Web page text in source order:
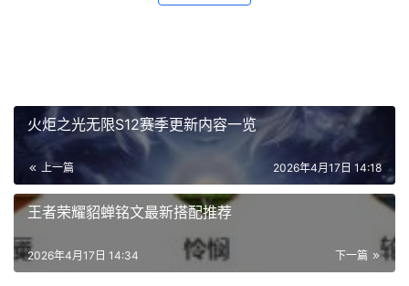
火炬之光无限S12赛季更新内容一览
上一篇 2026年4月17日 14:18
王者荣耀貂蝉铭文最新搭配推荐
下一篇
2026年4月17日 14:34